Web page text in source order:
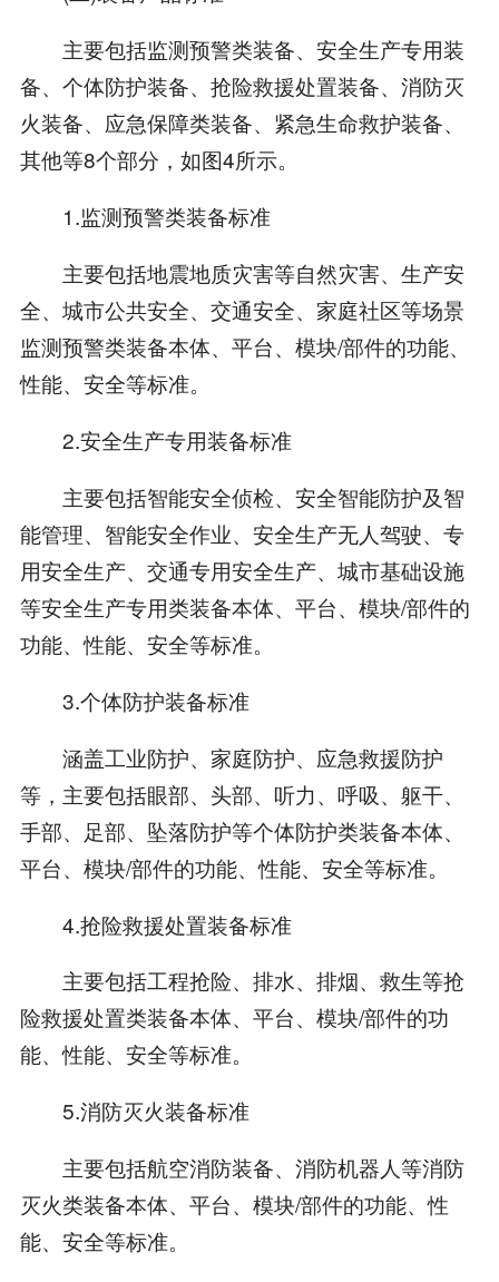
主要包括监测预警类装备、安全生产专用装
备、个体防护装备、抢险救援处置装备、消防灭
火装备、应急保障类装备、紧急生命救护装备、
其他等8个部分，如图4所示。
1.监测预警类装备标准
主要包括地震地质灾害等自然灾害、生产安
全、城市公共安全、交通安全、家庭社区等场景
监测预警类装备本体、平台、模块/部件的功能、
性能、安全等标准。
2.安全生产专用装备标准
主要包括智能安全侦检、安全智能防护及智
能管理、智能安全作业、安全生产无人驾驶、专
用安全生产、交通专用安全生产、城市基础设施
等安全生产专用类装备本体、平台、模块/部件的
功能、性能、安全等标准。
3.个体防护装备标准
涵盖工业防护、家庭防护、应急救援防护
等，主要包括眼部、头部、听力、呼吸、躯干、
手部、足部、坠落防护等个体防护类装备本体、
平台、模块/部件的功能、性能、安全等标准。
4.抢险救援处置装备标准
主要包括工程抢险、排水、排烟、救生等抢
险救援处置类装备本体、平台、模块/部件的功
能、性能、安全等标准。
5.消防灭火装备标准
主要包括航空消防装备、消防机器人等消防
灭火类装备本体、平台、模块/部件的功能、性
能、安全等标准。